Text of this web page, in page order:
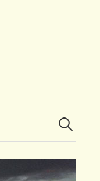
Suchen
nach: